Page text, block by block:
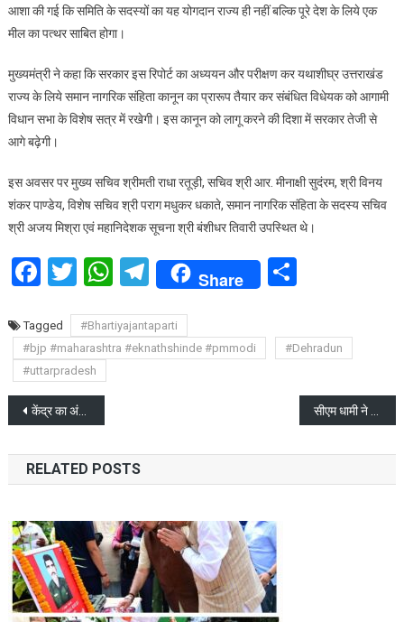
आशा की गई कि समिति के सदस्यों का यह योगदान राज्य ही नहीं बल्कि पूरे देश के लिये एक
मील का पत्थर साबित होगा।
मुख्यमंत्री ने कहा कि सरकार इस रिपोर्ट का अध्ययन और परीक्षण कर यथाशीघ्र उत्तराखंड
राज्य के लिये समान नागरिक संहिता कानून का प्रारूप तैयार कर संबंधित विधेयक को आगामी
विधान सभा के विशेष सत्र में रखेगी। इस कानून को लागू करने की दिशा में सरकार तेजी से
आगे बढ़ेगी।
इस अवसर पर मुख्य सचिव श्रीमती राधा रतूड़ी, सचिव श्री आर. मीनाक्षी सुदंरम, श्री विनय
शंकर पाण्डेय, विशेष सचिव श्री पराग मधुकर धकाते, समान नागरिक संहिता के सदस्य सचिव
श्री अजय मिश्रा एवं महानिदेशक सूचना श्री बंशीधर तिवारी उपस्थित थे।
Facebook
Twitter
WhatsApp
Telegram
Share Share
Tagged
#Bhartiyajantaparti
#bjp #maharashtra #eknathshinde #pmmodi
#Dehradun
#uttarpradesh
Post
navigation
केंद्र का अंतरिम बजट गतिशील एवं विकासोन्मुखी: सीएम पुष्कर सिंह धामी
RELATED POSTS